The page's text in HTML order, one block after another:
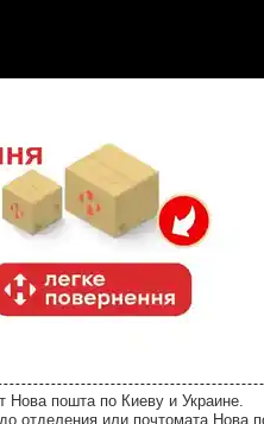
Нова пошта по Киеву и Украине.